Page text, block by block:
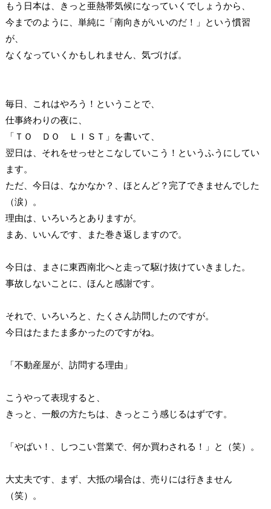
もう日本は、きっと亜熱帯気候になっていくでしょうから、
今までのように、単純に「南向きがいいのだ！」という慣習
が、
なくなっていくかもしれません、気づけば。
毎日、これはやろう！ということで、
仕事終わりの夜に、
「ＴＯ ＤＯ ＬＩＳＴ」を書いて、
翌日は、それをせっせとこなしていこう！というふうにしてい
ます。
ただ、今日は、なかなか？、ほとんど？完了できませんでした
（涙）。
理由は、いろいろとありますが。
まあ、いいんです、また巻き返しますので。
今日は、まさに東西南北へと走って駆け抜けていきました。
事故しないことに、ほんと感謝です。
それで、いろいろと、たくさん訪問したのですが。
今日はたまたま多かったのですがね。
「不動産屋が、訪問する理由」
こうやって表現すると、
きっと、一般の方たちは、きっとこう感じるはずです。
「やばい！、しつこい営業で、何か買わされる！」と（笑）。
大丈夫です、まず、大抵の場合は、売りには行きません
（笑）。